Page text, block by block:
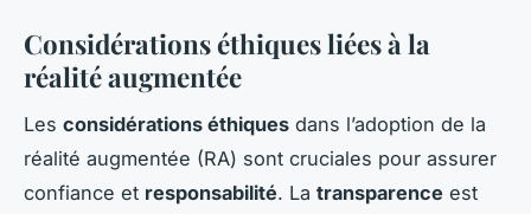
Considérations éthiques liées à la
réalité augmentée
Les considérations éthiques dans l’adoption de la
réalité augmentée (RA) sont cruciales pour assurer
confiance et responsabilité. La transparence est